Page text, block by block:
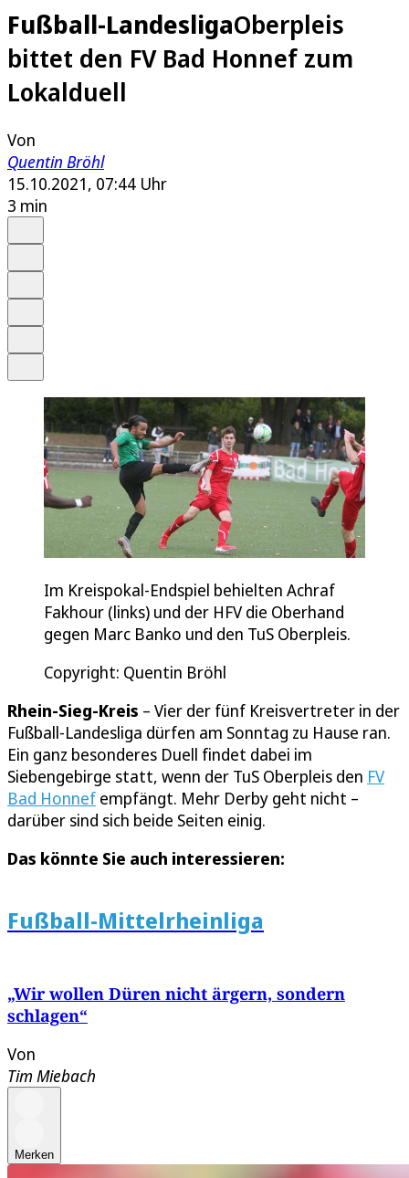
Fußball-LandesligaOberpleis
bittet den FV Bad Honnef zum
Lokalduell
Von
Quentin Bröhl
15.10.2021, 07:44 Uhr
3 min
Im Kreispokal-Endspiel behielten Achraf
Fakhour (links) und der HFV die Oberhand
gegen Marc Banko und den TuS Oberpleis.
Copyright: Quentin Bröhl
Rhein-Sieg-Kreis – Vier der fünf Kreisvertreter in der
Fußball-Landesliga dürfen am Sonntag zu Hause ran.
Ein ganz besonderes Duell findet dabei im
Siebengebirge statt, wenn der TuS Oberpleis den FV
Bad Honnef empfängt. Mehr Derby geht nicht –
darüber sind sich beide Seiten einig.
Das könnte Sie auch interessieren:
Fußball-Mittelrheinliga
„Wir wollen Düren nicht ärgern, sondern
schlagen“
Von
Tim Miebach
Merken